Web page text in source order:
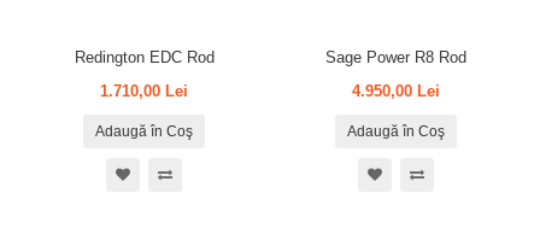
Redington EDC Rod
1.710,00 Lei
Adaugă în Coş
Sage Power R8 Rod
4.950,00 Lei
Adaugă în Coş